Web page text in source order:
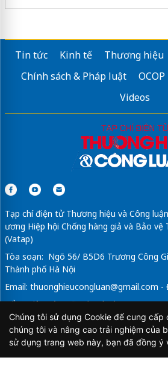
Tin tức Kinh tế Thương hiệu
Chính sách & Pháp luật
OCOP
Videos
Tạp chí điện tử Thương hiệu và Công
ương Hiệp hội Chống hàng giả và Bảo
(Vatap)
Tòa soạn: Ngõ 56/ B5D6 Trương Công
Thành phố Hà Nội
Email: thuonghieucongluan@gmail.com -
Tổng Biên Tập: Vũ Đức Thuận
Giấy phép hoạt động báo chí điện tử số
Thông tin và Truyền thông cấp ngày 21/
Chúng tôi sử dụng Cookie để cung cấp
chúng tôi và nâng cao trải nghiệm của
sử dụng trang web này, bạn đã đồng ý